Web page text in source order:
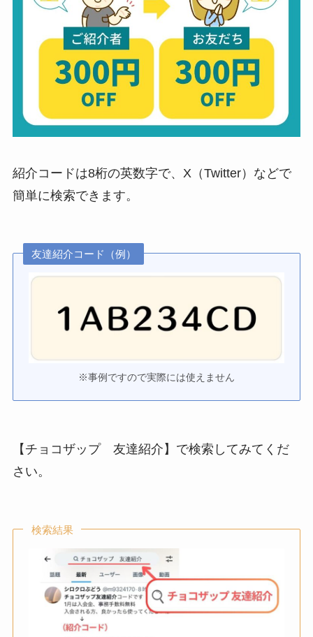
紹介コードは8桁の英数字で、X（Twitter）などで
簡単に検索できます。
友達紹介コード（例）
※事例ですので実際には使えません
【チョコザップ 友達紹介】で検索してみてくだ
さい。
検索結果